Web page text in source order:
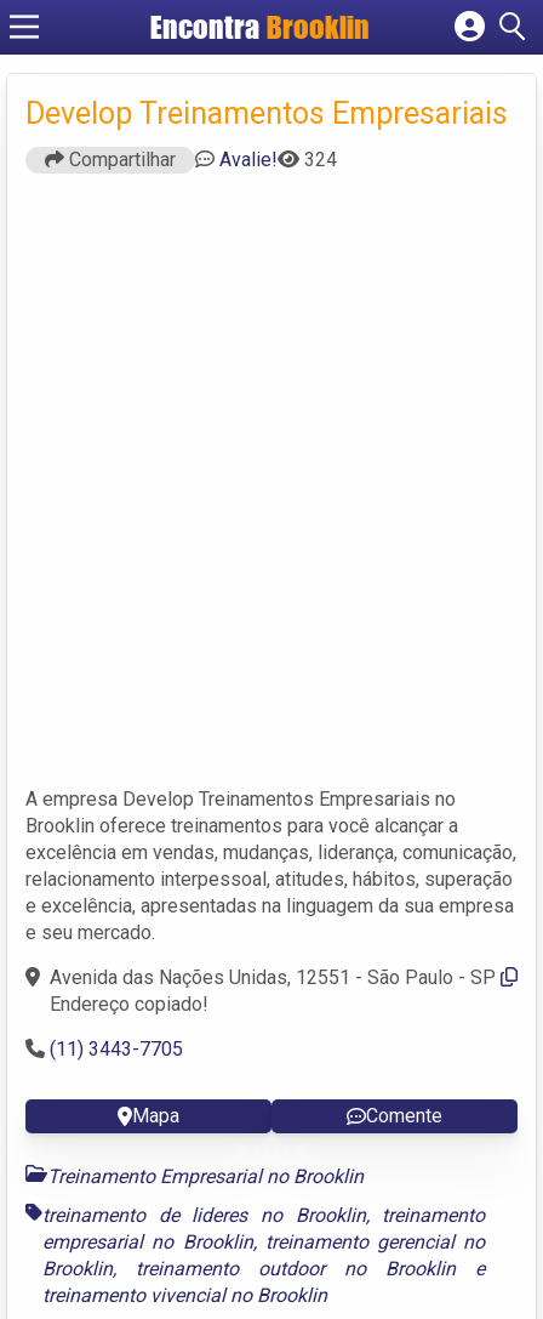
Encontra Brooklin
Cadastrar empresa
Criar conta
Develop Treinamentos Empresariais
Compartilhar Avalie! 324
A empresa Develop Treinamentos Empresariais no
Brooklin oferece treinamentos para você alcançar a
excelência em vendas, mudanças, liderança, comunicação,
relacionamento interpessoal, atitudes, hábitos, superação
e excelência, apresentadas na linguagem da sua empresa
e seu mercado.
Avenida das Nações Unidas, 12551 - São Paulo - SP
Endereço copiado!
(11) 3443-7705
Mapa Comente
Treinamento Empresarial no Brooklin
treinamento de lideres no Brooklin, treinamento
empresarial no Brooklin, treinamento gerencial no
Brooklin, treinamento outdoor no Brookline
treinamento vivencial no Brooklin